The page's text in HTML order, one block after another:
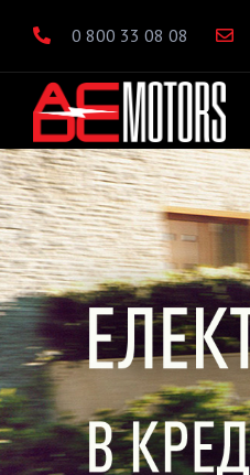
0 800 33 08 08